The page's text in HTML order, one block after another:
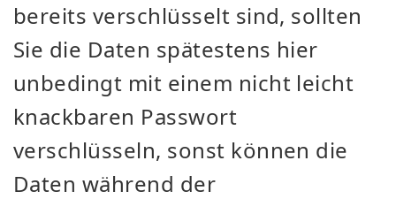
bereits verschlüsselt sind, sollten
Sie die Daten spätestens hier
unbedingt mit einem nicht leicht
knackbaren Passwort
verschlüsseln, sonst können die
Daten während der